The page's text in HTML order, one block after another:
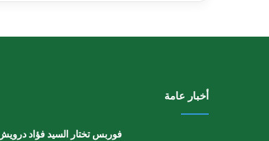
أخبار عامة
فوربس تختار السيد فؤاد